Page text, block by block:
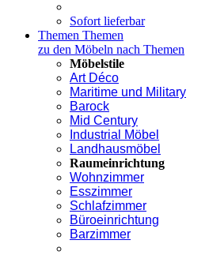
Sofort lieferbar
Themen Themen
zu den Möbeln nach Themen
Möbelstile
Art Déco
Maritime und Military
Barock
Mid Century
Industrial Möbel
Landhausmöbel
Raumeinrichtung
Wohnzimmer
Esszimmer
Schlafzimmer
Büroeinrichtung
Barzimmer